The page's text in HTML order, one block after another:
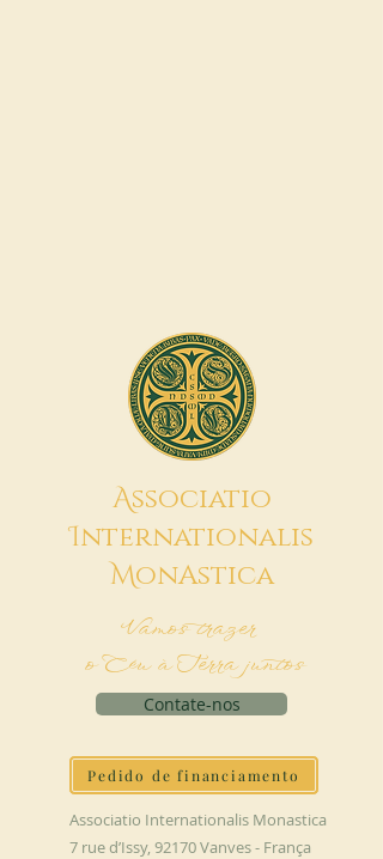
Associatio
Internationalis
MonAstica
Vamos trazer
o Céu à Terra juntos
Contate-nos
Pedido de financiamento
Associatio Internationalis Monastica
7 rue d’Issy, 92170 Vanves - França